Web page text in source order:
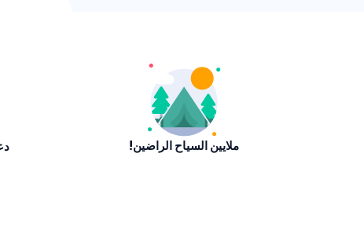
ملايين السياح الراضين!